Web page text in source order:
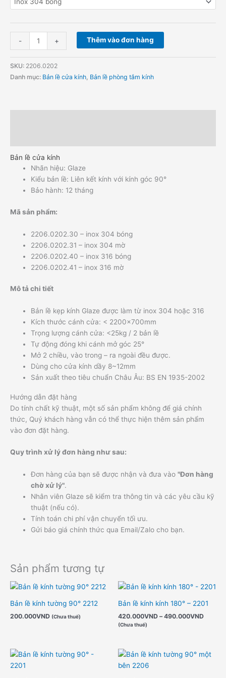
- + Thêm vào đơn hàng
SKU: 2206.0202
Danh mục: Bản lề cửa kính Bản lề phòng tắm kính
Bản lề cửa kính
Nhãn hiệu: Glaze
Kiểu bản lề: Liên kết kính với kính góc 90°
Bảo hành: 12 tháng
Mã sản phẩm:
2206.0202.30 – inox 304 bóng
2206.0202.31 – inox 304 mờ
2206.0202.40 – inox 316 bóng
2206.0202.41 – inox 316 mờ
Mô tả chi tiết
Bản lề kẹp kính Glaze được làm từ inox 304 hoặc 316
Kích thước cánh cửa: < 2200x700mm
Trọng lượng cánh cửa: <25kg / 2 bản lề
Tự động đóng khi cánh mở góc 25°
Mở 2 chiều, vào trong – ra ngoài đều được.
Dùng cho cửa kính dầy 8~12mm
Sản xuất theo tiêu chuẩn Châu Âu: BS EN 1935-2002
Hướng dẫn đặt hàng
Do tính chất kỹ thuật, một số sản phẩm không để giá chính
thức, Quý khách hàng vẫn có thể thực hiện thêm sản phẩm
vào đơn đặt hàng.
Quy trình xử lý đơn hàng như sau:
Đơn hàng của bạn sẽ được nhận và đưa vào"Đơn hàng
chờ xử lý".
Nhân viên Glaze sẽ kiểm tra thông tin và các yêu cầu kỹ
thuật (nếu có).
Tính toán chi phí vận chuyển tối ưu.
Gửi báo giá chính thức qua Email/Zalo cho bạn.
Sản phẩm tương tự
Bản lề kính tường 90° 2212
200.000VND (Chưa thuế)
Bản lề kính kính 180° – 2201
420.000VND – 490.000VND
từ
đến
(Chưa thuế)
Khoảng
giá: